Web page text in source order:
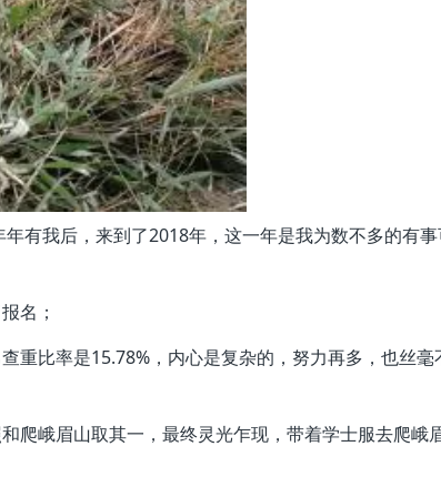
有我后，来到了2018年，这一年是我为数不多的有
名；
重比率是15.78%，内心是复杂的，努力再多，也丝毫
爬峨眉山取其一，最终灵光乍现，带着学士服去爬峨